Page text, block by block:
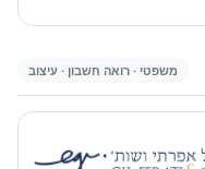
משפטי · רואה חשבון · עיצוב